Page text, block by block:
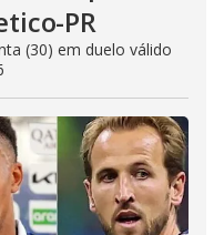
PR
(30) em duelo válido